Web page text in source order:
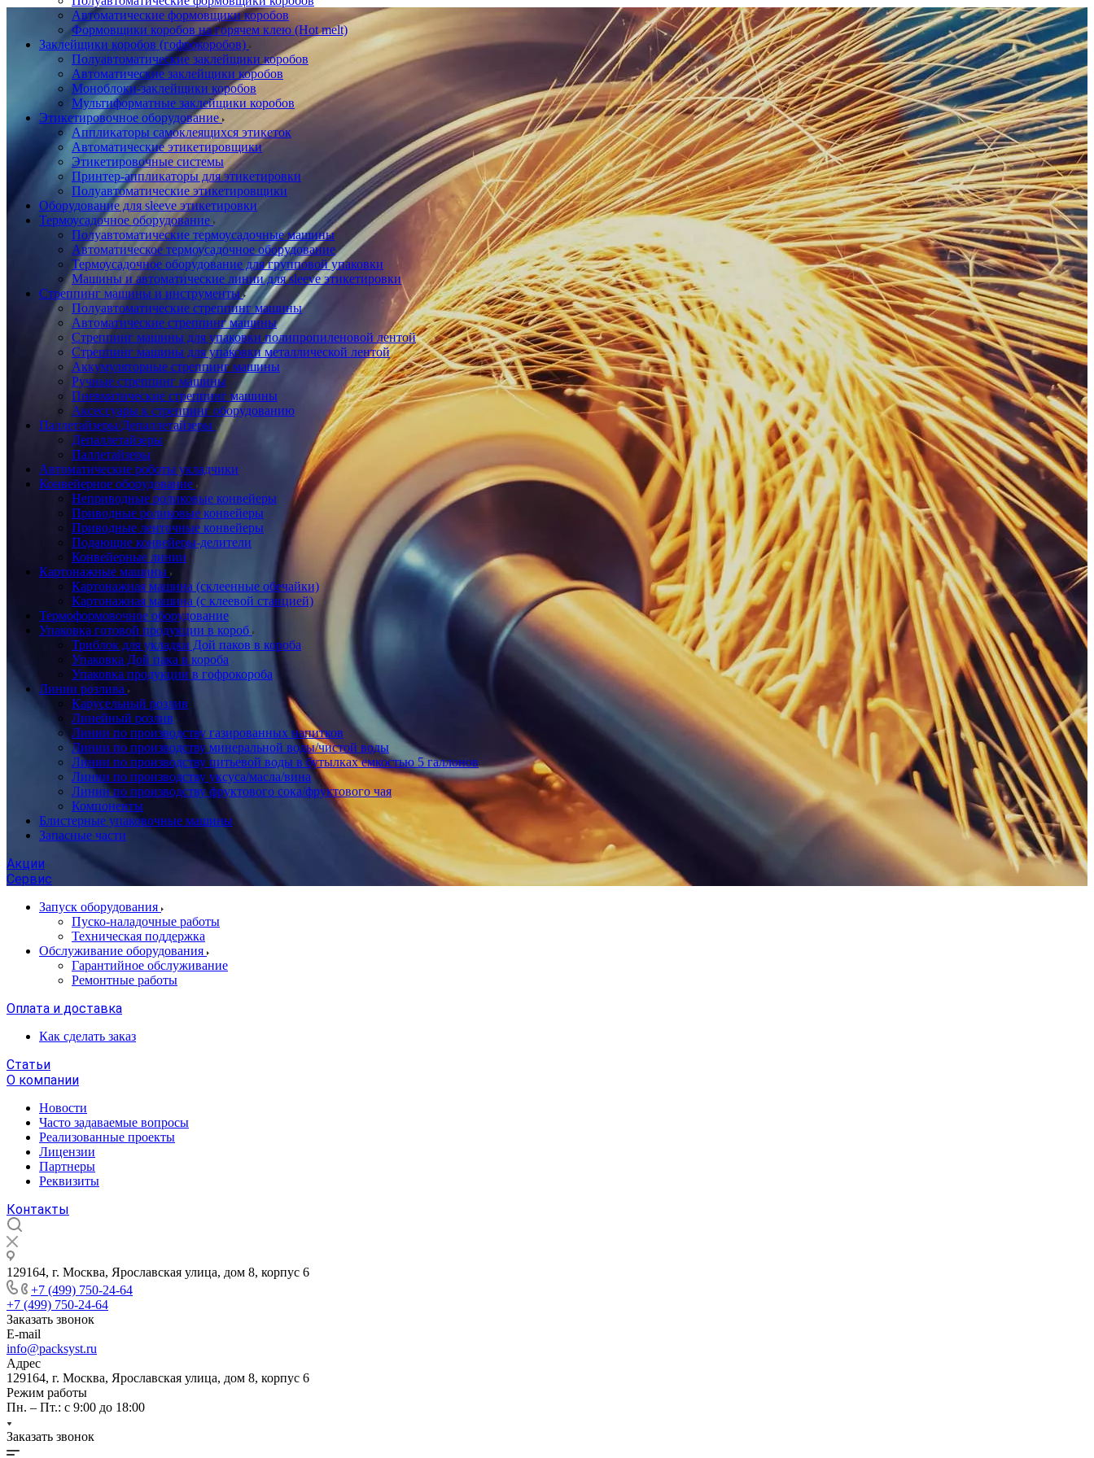
Автоматические формовщики коробов
Формовщики коробов на горячем клею (Hot melt)
Заклейщики коробов (гофрокоробов)
Полуавтоматические заклейщики коробов
Автоматические заклейщики коробов
Моноблоки-заклейщики коробов
Мультиформатные заклейщики коробов
Этикетировочное оборудование
Аппликаторы самоклеящихся этикеток
Автоматические этикетировщики
Этикетировочные системы
Принтер-аппликаторы для этикетировки
Полуавтоматические этикетировщики
Оборудование для sleeve этикетировки
Термоусадочное оборудование
Полуавтоматические термоусадочные машины
Автоматическое термоусадочное оборудование
Термоусадочное оборудование для групповой упаковки
Машины и автоматические линии для sleeve этикетировки
Стреппинг машины и инструменты
Полуавтоматические стреппинг машины
Автоматические стреппинг машины
Стреппинг машины для упаковки полипропиленовой лентой
Стреппинг машины для упаковки металлической лентой
Аккумуляторные стреппинг машины
Ручные стреппинг машины
Пневматические стреппинг машины
Аксессуары к стреппинг оборудованию
Паллетайзеры/Депаллетайзеры
Депаллетайзеры
Паллетайзеры
Автоматические роботы укладчики
Конвейерное оборудование
Неприводные роликовые конвейеры
Приводные роликовые конвейеры
Приводные ленточные конвейеры
Подающие конвейеры-делители
Конвейерные линии
Картонажные машины
Картонажная машина (склеенные обечайки)
Картонажная машина (с клеевой станцией)
Термоформовочное оборудование
Упаковка готовой продукции в короб
Триблок для укладки Дой паков в короба
Упаковка Дой пака в короба
Упаковка продукции в гофрокороба
Линии розлива
Карусельный розлив
Линейный розлив
Линии по производству газированных напитков
Линии по производству минеральной воды/чистой воды
Линии по производству питьевой воды в бутылках емкостью 5 галлонов
Линии по производству уксуса/масла/вина
Линии по производству фруктового сока/фруктового чая
Компоненты
Блистерные упаковочные машины
Запасные части
Акции
Сервис
Запуск оборудования
Пуско-наладочные работы
Техническая поддержка
Обслуживание оборудования
Гарантийное обслуживание
Ремонтные работы
Оплата и доставка
Как сделать заказ
Статьи
О компании
Новости
Часто задаваемые вопросы
Реализованные проекты
Лицензии
Партнеры
Реквизиты
Контакты
129164, г. Москва, Ярославская улица, дом 8, корпус 6
+7 (499) 750-24-64
+7 (499) 750-24-64
Заказать звонок
E-mail
info@packsyst.ru
Адрес
129164, г. Москва, Ярославская улица, дом 8, корпус 6
Режим работы
Пн. – Пт.: с 9:00 до 18:00
Заказать звонок